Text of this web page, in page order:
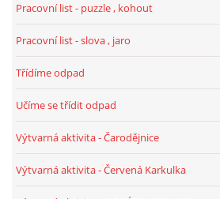
SMYSLOVÁ AKTIVITA
JÓGOVÉ CVIČENÍ, TYPY, RADY, RECENZE
Pracovní list - puzzle , kohout
Pracovní list - slova , jaro
Třídíme odpad
Učíme se třídit odpad
Výtvarná aktivita - Čarodějnice
Výtvarná aktivita - Červená Karkulka